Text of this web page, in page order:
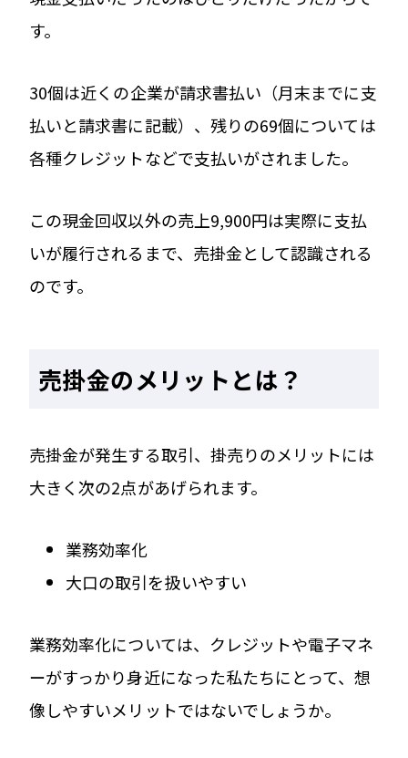
す。
30個は近くの企業が請求書払い（月末までに支
払いと請求書に記載）、残りの69個については
各種クレジットなどで支払いがされました。
この現金回収以外の売上9,900円は実際に支払
いが履行されるまで、売掛金として認識される
のです。
売掛金のメリットとは？
売掛金が発生する取引、掛売りのメリットには
大きく次の2点があげられます。
業務効率化
大口の取引を扱いやすい
業務効率化については、クレジットや電子マネ
ーがすっかり身近になった私たちにとって、想
像しやすいメリットではないでしょうか。